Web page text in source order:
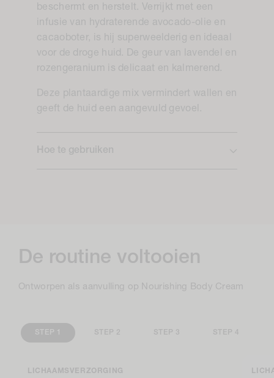
beschermt en herstelt. Verrijkt met een
infusie van hydraterende avocado-olie en
cacaoboter, is hij superweelderig en ideaal
voor de droge huid. De geur van lavendel en
rozengeranium is delicaat en kalmerend.
Deze plantaardige mix vermindert wallen en
geeft de huid een aangevuld gevoel.
Hoe te gebruiken
De routine voltooien
Ontworpen als aanvulling op Nourishing Body Cream
STEP 1 STEP 2 STEP 3 STEP 4
LICHAAMSVERZORGING